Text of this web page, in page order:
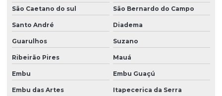
Descupinização apartamento
Descupinização de madeira
Descupinização de móveis
Descupinização de piano
Descupinização de portas
Descupinização de solo
São Caetano do sul
São Bernardo do Campo
Santo André Diadema
Guarulhos Suzano
Ribeirão Pires Mauá
Embu Embu Guaçú
Embu das Artes Itapecerica da Serra